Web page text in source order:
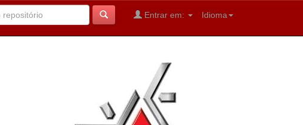
Idioma
Entrar em: